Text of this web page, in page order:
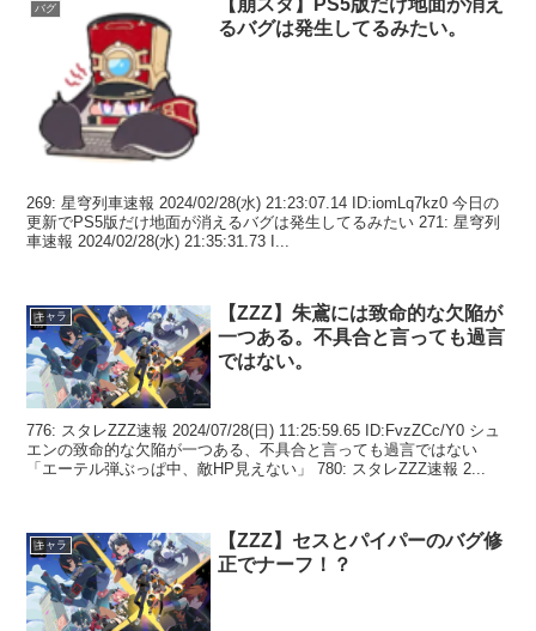
バグ
【崩スタ】PS5版だけ地面が消え
るバグは発生してるみたい。
269: 星穹列車速報 2024/02/28(水) 21:23:07.14 ID:iomLq7kz0 今日の
更新でPS5版だけ地面が消えるバグは発生してるみたい 271: 星穹列
車速報 2024/02/28(水) 21:35:31.73 I...
キャラ
【ZZZ】朱鳶には致命的な欠陥が
一つある。不具合と言っても過言
ではない。
776: スタレZZZ速報 2024/07/28(日) 11:25:59.65 ID:FvzZCc/Y0 シュ
エンの致命的な欠陥が一つある、不具合と言っても過言ではない
「エーテル弾ぶっぱ中、敵HP見えない」 780: スタレZZZ速報 2...
キャラ
【ZZZ】セスとパイパーのバグ修
正でナーフ！？